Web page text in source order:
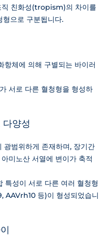
직 친화성(tropism)의 차이를
형으로 구분됩니다.
항체에 의해 구별되는 바이러
서로 다른 혈청형을 형성하
다양성
범위하게 존재하며, 장기간
미노산 서열에 변이가 축적
특성이 서로 다른 여러 혈청형
AAVrh10 등)이 형성되었습니